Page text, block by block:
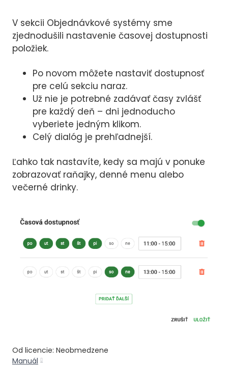
V sekcii Objednávkové systémy sme
zjednodušili nastavenie časovej dostupnosti
položiek.
Po novom môžete nastaviť dostupnosť
pre celú sekciu naraz.
Už nie je potrebné zadávať časy zvlášť
pre každý deň – dni jednoducho
vyberiete jedným klikom.
Celý dialóg je prehľadnejší.
Ľahko tak nastavíte, kedy sa majú v ponuke
zobrazovať raňajky, denné menu alebo
večerné drinky.
Od licencie: Neobmedzene
Manuál